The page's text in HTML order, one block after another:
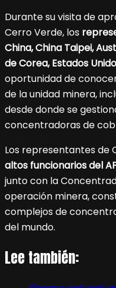
Durante su visita de
Cerro Verde, los
China, China Taipei,
de Corea, Estados
oportunidad de
de la unidad minera,
desde donde se
concentradoras de
Los representantes de
altos funcionarios del
junto con la
operación minera,
complejos de
del mundo.
Lee también: